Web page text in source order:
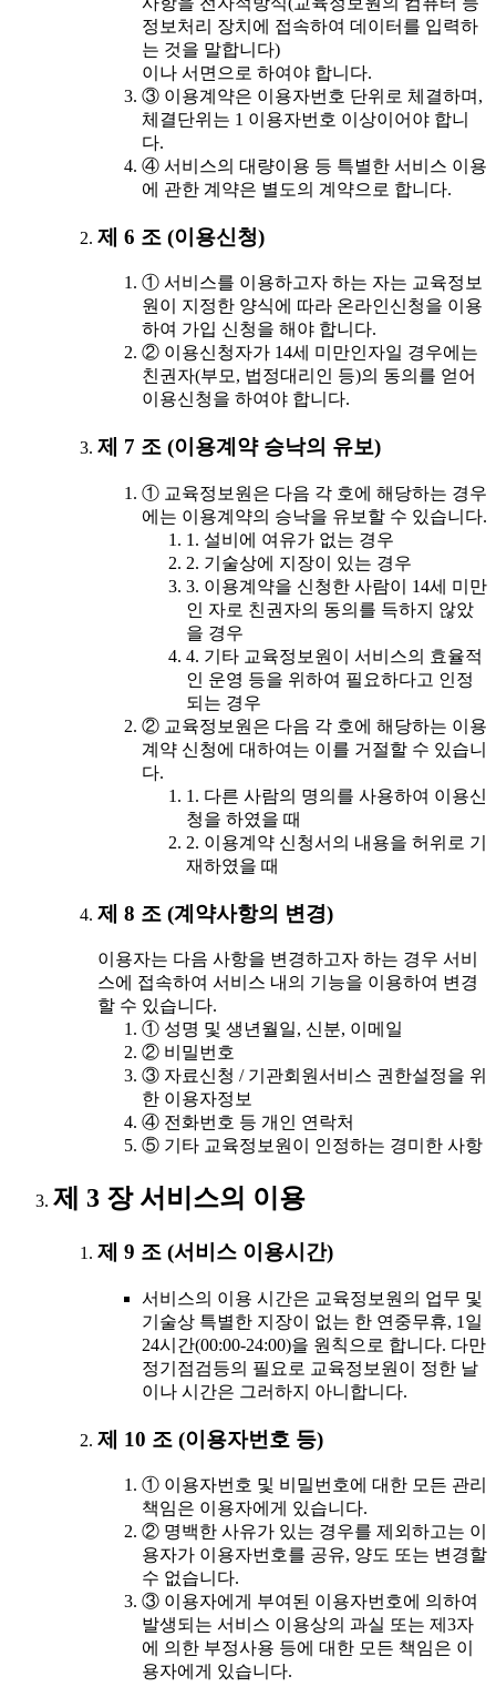
정보처리 장치에 접속하여 데이터를 입력하
는 것을 말합니다)
이나 서면으로 하여야 합니다.
③ 이용계약은 이용자번호 단위로 체결하며,
체결단위는 1 이용자번호 이상이어야 합니
다.
④ 서비스의 대량이용 등 특별한 서비스 이용
에 관한 계약은 별도의 계약으로 합니다.
제 6 조 (이용신청)
① 서비스를 이용하고자 하는 자는 교육정보
원이 지정한 양식에 따라 온라인신청을 이용
하여 가입 신청을 해야 합니다.
② 이용신청자가 14세 미만인자일 경우에는
친권자(부모, 법정대리인 등)의 동의를 얻어
이용신청을 하여야 합니다.
제 7 조 (이용계약 승낙의 유보)
① 교육정보원은 다음 각 호에 해당하는 경우
에는 이용계약의 승낙을 유보할 수 있습니다.
1. 설비에 여유가 없는 경우
2. 기술상에 지장이 있는 경우
3. 이용계약을 신청한 사람이 14세 미만
인 자로 친권자의 동의를 득하지 않았
을 경우
4. 기타 교육정보원이 서비스의 효율적
인 운영 등을 위하여 필요하다고 인정
되는 경우
② 교육정보원은 다음 각 호에 해당하는 이용
계약 신청에 대하여는 이를 거절할 수 있습니
다.
1. 다른 사람의 명의를 사용하여 이용신
청을 하였을 때
2. 이용계약 신청서의 내용을 허위로 기
재하였을 때
제 8 조 (계약사항의 변경)
이용자는 다음 사항을 변경하고자 하는 경우 서비
스에 접속하여 서비스 내의 기능을 이용하여 변경
할 수 있습니다.
① 성명 및 생년월일, 신분, 이메일
② 비밀번호
③ 자료신청 / 기관회원서비스 권한설정을 위
한 이용자정보
④ 전화번호 등 개인 연락처
⑤ 기타 교육정보원이 인정하는 경미한 사항
제 3 장 서비스의 이용
제 9 조 (서비스 이용시간)
서비스의 이용 시간은 교육정보원의 업무 및
기술상 특별한 지장이 없는 한 연중무휴, 1일
24시간(00:00-24:00)을 원칙으로 합니다. 다만
정기점검등의 필요로 교육정보원이 정한 날
이나 시간은 그러하지 아니합니다.
제 10 조 (이용자번호 등)
① 이용자번호 및 비밀번호에 대한 모든 관리
책임은 이용자에게 있습니다.
② 명백한 사유가 있는 경우를 제외하고는 이
용자가 이용자번호를 공유, 양도 또는 변경할
수 없습니다.
③ 이용자에게 부여된 이용자번호에 의하여
발생되는 서비스 이용상의 과실 또는 제3자
에 의한 부정사용 등에 대한 모든 책임은 이
용자에게 있습니다.